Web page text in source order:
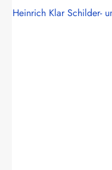
Heinrich Klar Schilder-